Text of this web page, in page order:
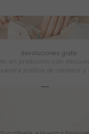
devoluciones gratis